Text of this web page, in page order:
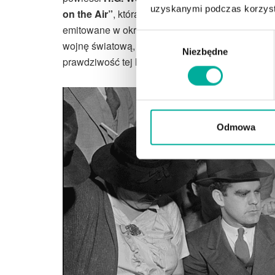
uzyskanymi podczas
Niezbędne
Odmowa
on the Air”, która opiewała temat inwazji
emitowane w okresie napięć społecznych i
wojnę światową, okazało się na tyle
prawdziwość tej historii i wyczekiwało ataku ze